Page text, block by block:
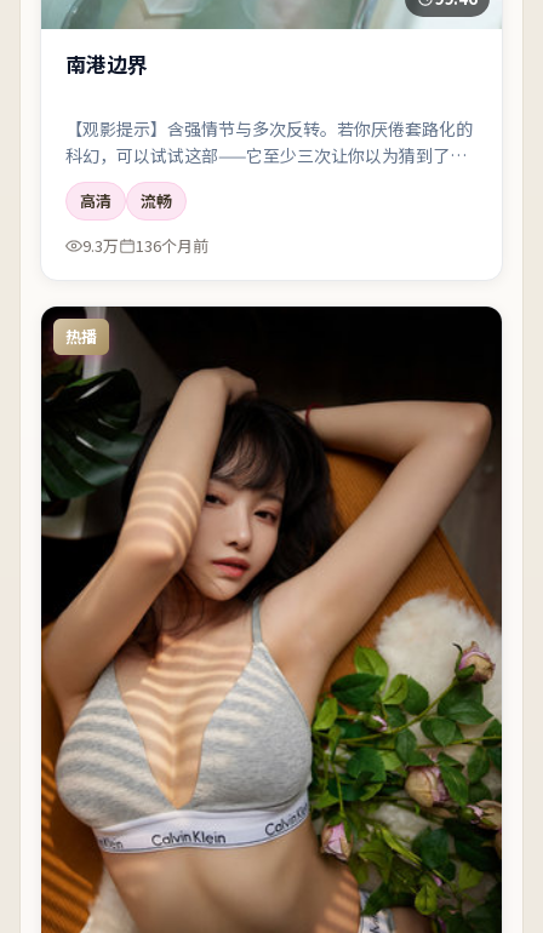
南港边界
【观影提示】含强情节与多次反转。若你厌倦套路化的
科幻，可以试试这部——它至少三次让你以为猜到了真
相。
高清
流畅
9.3万
136个月前
热播